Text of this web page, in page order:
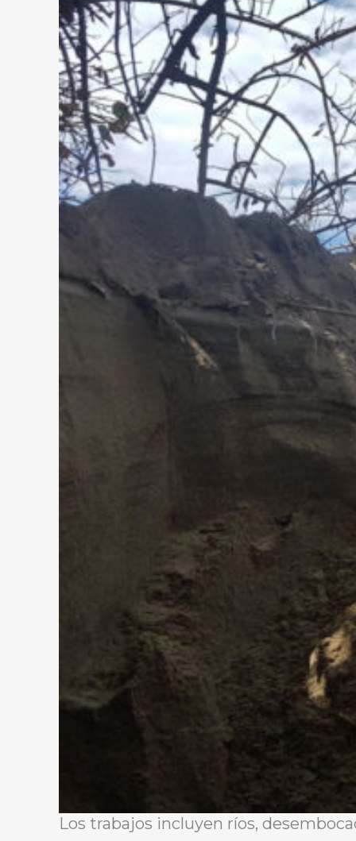
Los trabajos incluyen ríos,